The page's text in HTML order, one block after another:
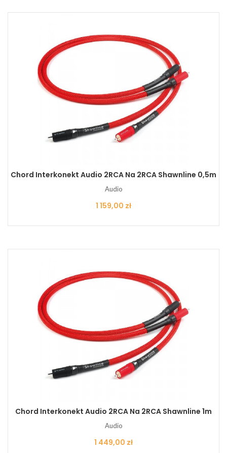
Chord Interkonekt Audio 2RCA Na 2RCA Shawnline 0,5m
Audio
Cena
1 159,00 zł
Chord Interkonekt Audio 2RCA Na 2RCA Shawnline 1m
Audio
Cena
1 449,00 zł